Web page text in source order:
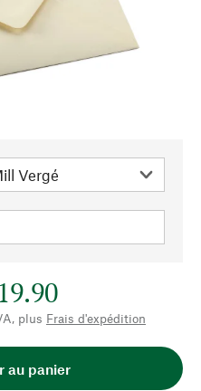
plus Frais d'expédition
au panier